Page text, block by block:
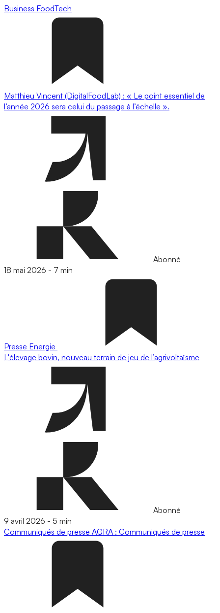
Business FoodTech
Matthieu Vincent (DigitalFoodLab) : « Le point essentiel de
l’année 2026 sera celui du passage à l’échelle ».
Abonné
18 mai 2026 - 7 min
Presse Energie
L'élevage bovin, nouveau terrain de jeu de l’agrivoltaïsme
Abonné
9 avril 2026 - 5 min
Communiqués de presse AGRA : Communiqués de presse